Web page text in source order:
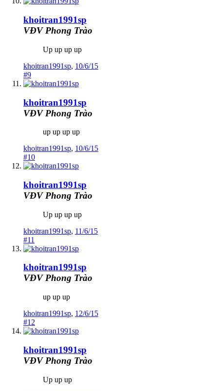
khoitran1991sp
VĐV Phong Trào
Up up up up
khoitran1991sp, 10/6/15
#9
khoitran1991sp
VĐV Phong Trào
up up up up
khoitran1991sp, 10/6/15
#10
khoitran1991sp
VĐV Phong Trào
Up up up up
khoitran1991sp, 11/6/15
#11
khoitran1991sp
VĐV Phong Trào
up up up
khoitran1991sp, 12/6/15
#12
khoitran1991sp
VĐV Phong Trào
Up up up